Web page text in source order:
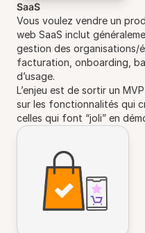
SaaS
Vous voulez vendre un
web SaaS inclut
gestion des organisations/
facturation, onboarding,
d’usage.
L’enjeu est de sortir un
sur les fonctionnalités qui
celles qui font “joli” en